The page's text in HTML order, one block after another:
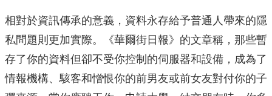
相對於資訊傳承的意義，資料永存給予普通人帶來的隱
私問題則更加實際。《華爾街日報》的文章稱，那些暫
存了你的資料但卻不受你控制的伺服器和設備，成為了
情報機構、駭客和憎恨你的前男友或前女友對付你的子